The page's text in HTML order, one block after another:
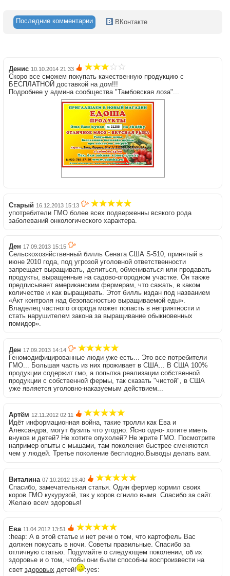
Последние комментарии ВКонтакте
Денис 10.10.2014 21:33
Скоро все сможем покупать качественную продукцию с
БЕСПЛАТНОЙ доставкой на дом!!!
Подробнее у админа сообщества "Тамбовская лоза"...
Старый 16.12.2013 15:13
употребители ГМО более всех подверженны всякого рода
заболеваний онкологического характера.
Ден 17.09.2013 15:15
Сельскохозяйственный билль Сената США S-510, принятый в
июне 2010 года, под угрозой уголовной ответственности
запрещает выращивать, делиться, обмениваться или продавать
продукты, выращенные на садово-огородном участке. Он также
предписывает американским фермерам, что сажать, в каком
количестве и как выращивать. Этот билль издан под названием
«Акт контроля над безопасностью выращиваемой еды».
Владелец частного огорода может попасть в неприятности и
стать нарушителем закона за выращивание обыкновенных
помидор».
Ден 17.09.2013 14:14
Геномодифицированные люди уже есть... Это все потребители
ГМО... Большая часть из них проживает в США... В США 100%
продукции содержит гмо, а попытка реализации собственной
продукции с собственной фермы, так сказать "чистой", в США
уже является уголовно-наказуемым действием...
Артём 12.11.2012 02:11
Идёт информационная война, такие тролли как Ева и
Александра, могут бузить что угодно. Ясно одно- хотите иметь
внуков и детей? Не хотите опухолей? Не жрите ГМО. Посмотрите
например опыты с мышами, там поколения быстрее сменяются
чем у людей. Третье поколение бесплодно.Выводы делать вам.
Виталина 07.10.2012 13:40
Спасибо, замечательная статья. Один фермер кормил своих
коров ГМО кукурузой, так у коров сгнило вымя. Спасибо за сайт.
Желаю всем здоровья!
Ева 11.04.2012 13:51
:heap: А в этой статье и нет речи о том, что картофель Вас
должен покусать в ночи. Советы правильные. Спасибо за
отличную статью. Подумайте о следующем поколении, об их
здоровье и о том, чтобы они были способны воспроизвести на
свет здоровых детей! :yes: